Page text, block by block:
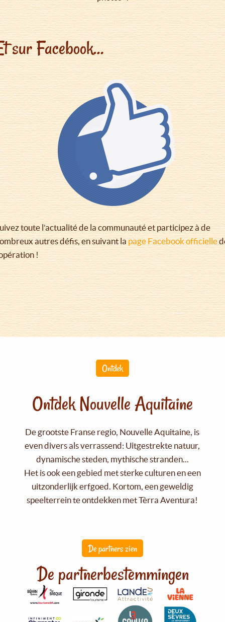
sur Facebook…
toute l’actualité de la communauté et participez à de
autres défis, en suivant la page Facebook officielle
!
Ontdek
Ontdek Nouvelle Aquitaine
De grootste Franse regio, Nouvelle Aquitaine, is
even divers als verrassend: Uitgestrekte natuur,
dynamische steden, mythische stranden...
Het is ook een gebied met sterke culturen en een
uitzonderlijk erfgoed. Kortom, een geweldig
speelterrein te ontdekken met Tèrra Aventura!
De partners zien
De partnerbestemmingen